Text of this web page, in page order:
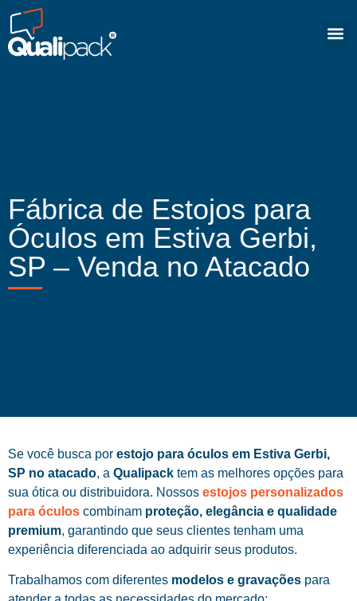
Fábrica de Estojos para
Óculos em Estiva Gerbi,
SP – Venda no Atacado
Se você busca por estojo para óculos em Estiva Gerbi,
SP no atacado, a Qualipack tem as melhores opções para
sua ótica ou distribuidora. Nossos estojos personalizados
para óculos combinam proteção, elegância e qualidade
premium, garantindo que seus clientes tenham uma
experiência diferenciada ao adquirir seus produtos.
Trabalhamos com diferentes modelos e gravações para